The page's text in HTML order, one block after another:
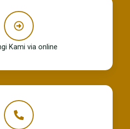
Kami via online